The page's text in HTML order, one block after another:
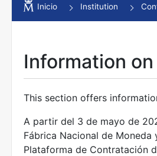
Show/Hide
Show/Hide
Inicio Institution
Information
This section offers
A partir del 3 de mayo de
Fábrica Nacional de
Plataforma de Contratación